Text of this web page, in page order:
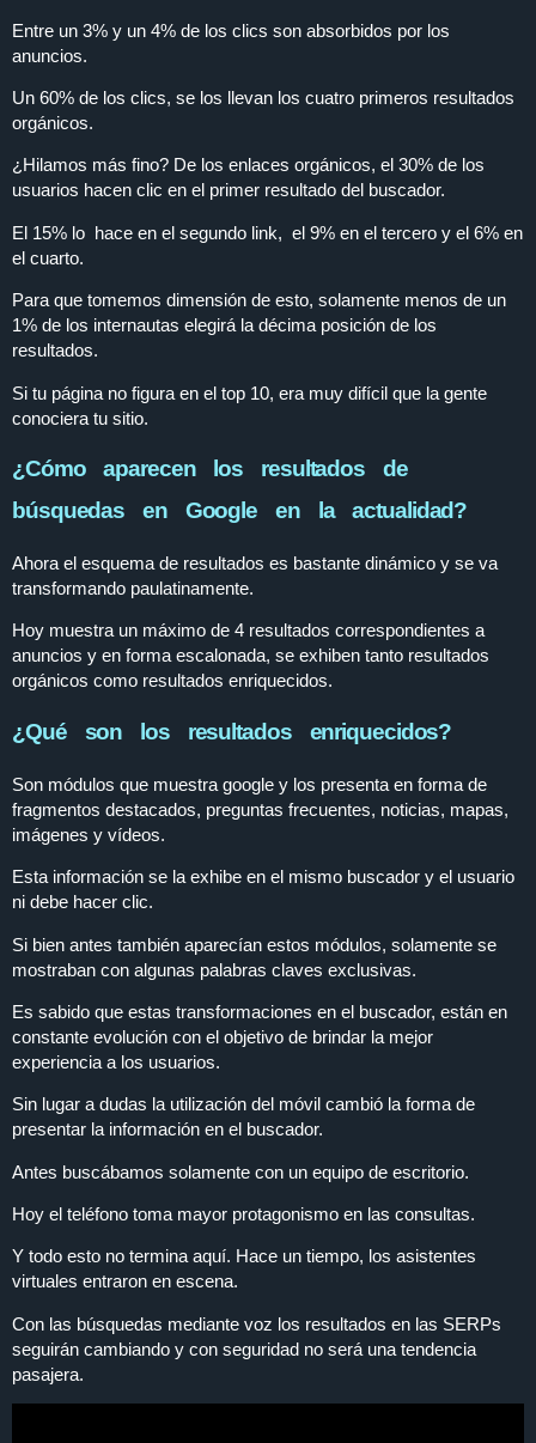
Entre un 3% y un 4% de los clics son absorbidos por los
anuncios.
Un 60% de los clics, se los llevan los cuatro primeros resultados
orgánicos.
¿Hilamos más fino? De los enlaces orgánicos, el 30% de los
usuarios hacen clic en el primer resultado del buscador.
El 15% lo hace en el segundo link, el 9% en el tercero y el 6% en
el cuarto.
Para que tomemos dimensión de esto, solamente menos de un
1% de los internautas elegirá la décima posición de los
resultados.
Si tu página no figura en el top 10, era muy difícil que la gente
conociera tu sitio.
¿Cómo aparecen los resultados de
búsquedas en Google en la actualidad?
Ahora el esquema de resultados es bastante dinámico y se va
transformando paulatinamente.
Hoy muestra un máximo de 4 resultados correspondientes a
anuncios y en forma escalonada, se exhiben tanto resultados
orgánicos como resultados enriquecidos.
¿Qué son los resultados enriquecidos?
Son módulos que muestra google y los presenta en forma de
fragmentos destacados, preguntas frecuentes, noticias, mapas,
imágenes y vídeos.
Esta información se la exhibe en el mismo buscador y el usuario
ni debe hacer clic.
Si bien antes también aparecían estos módulos, solamente se
mostraban con algunas palabras claves exclusivas.
Es sabido que estas transformaciones en el buscador, están en
constante evolución con el objetivo de brindar la mejor
experiencia a los usuarios.
Sin lugar a dudas la utilización del móvil cambió la forma de
presentar la información en el buscador.
Antes buscábamos solamente con un equipo de escritorio.
Hoy el teléfono toma mayor protagonismo en las consultas.
Y todo esto no termina aquí. Hace un tiempo, los asistentes
virtuales entraron en escena.
Con las búsquedas mediante voz los resultados en las SERPs
seguirán cambiando y con seguridad no será una tendencia
pasajera.